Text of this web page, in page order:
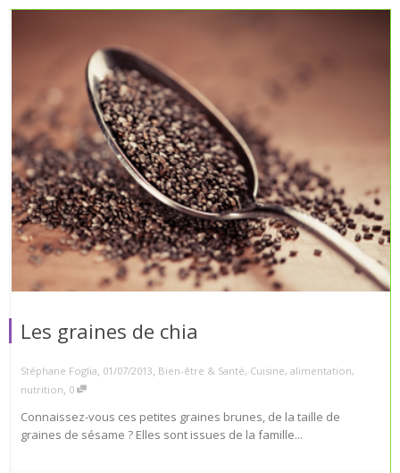
Les graines de chia
Stéphane Foglia, 01/07/2013, Bien-être & Santé, Cuisine, alimentation,
nutrition, 0
Connaissez-vous ces petites graines brunes, de la taille de
graines de sésame ? Elles sont issues de la famille...